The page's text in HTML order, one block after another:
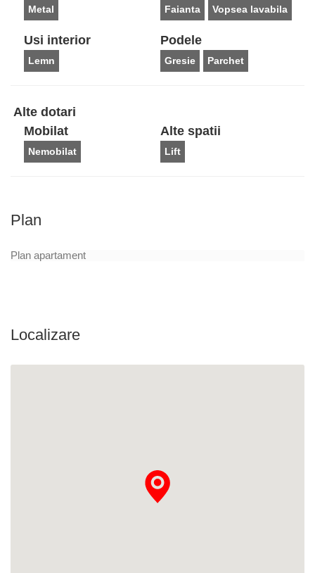
Metal Faianta Vopsea lavabila
Usi interior
Lemn
Podele
Gresie Parchet
Alte dotari
Mobilat
Nemobilat
Alte spatii
Lift
Plan
Plan apartament
Localizare